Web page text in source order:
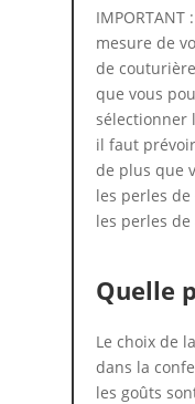
mesure de
de
que vous
sélectionner
il faut
de plus que
les perles
les perles de
Quelle
Le choix de
dans la
les goûts